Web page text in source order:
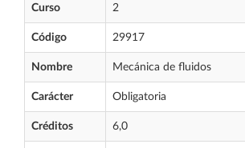
Curso 2
Código 29917
Nombre Mecánica de fluidos
Carácter Obligatoria
Créditos 6,0